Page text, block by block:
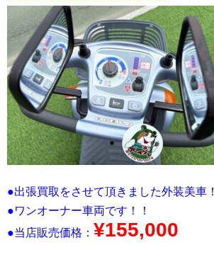
●出張買取をさせて頂きました外装美車！
●ワンオーナー車両です！！
●当店販売価格： ¥155,000